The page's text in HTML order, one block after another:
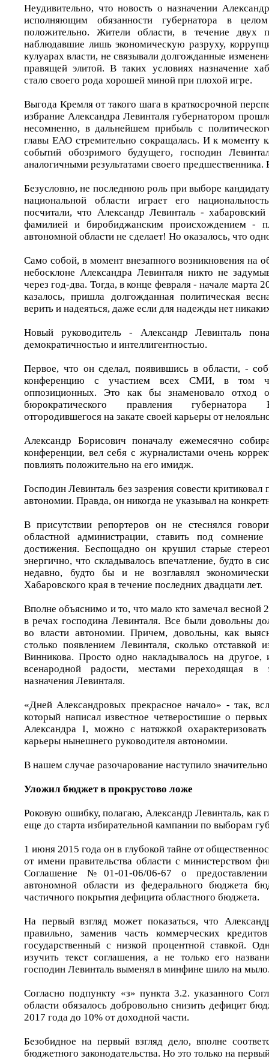
Неудивительно, что новость о назначении
исполняющим обязанности губернатора в
положительно. Жители области, в течение двух
наблюдавшие лишь экономическую разруху,
кулуарах власти, не связывали долгожданные
правящей элитой. В таких условиях назначение
стало своего рода хорошей миной при плохой игре.
Выгода Кремля от такого шага в краткосрочной
избрание Александра Левинталя губернатором
несомненно, в дальнейшем прибыль с
главы ЕАО стремительно сокращалась. И к моменту
событий обозримого будущего, господин
аналогичными результатами своего предшественника.
Безусловно, не последнюю роль при выборе
национальной области играет его
посчитали, что Александр Левинталь -
фамилией и биробиджанским происхождением -
автономной области не сделает! Но оказалось, что
Само собой, в момент внезапного возникновения на
небосклоне Александра Левинталя никто не
через год-два. Тогда, в конце февраля - начале марта
казалось, пришла долгожданная политическая
верить и надеяться, даже если для надежды нет
Новый руководитель - Александр Левинталь
демократичностью и интеллигентностью.
Первое, что он сделал, появившись в области, -
конференцию с участием всех СМИ, в том
оппозиционных. Это как бы знаменовало отход
бюрократического правления губернатора
отгородившегося на закате своей карьеры от
Александр Борисович поначалу ежемесячно
конференции, вел себя с журналистами очень
повлиять положительно на его имидж.
Господин Левинталь без зазрения совести
автономии. Правда, он никогда не указывал на
В присутствии репортеров он не стеснялся
областной администрации, ставить под
достижения. Беспощадно он крушил старые
энергично, что складывалось впечатление, будто в
недавно, будто бы и не возглавлял
Хабаровского края в течение последних двадцати лет.
Вполне объяснимо и то, что мало кто замечал весной
в речах господина Левинталя. Все были довольны
во власти автономии. Причем, довольны, как
столько появлением Левинталя, сколько отставкой
Винникова. Просто одно накладывалось на другое,
всенародной радости, местами переходящая
назначения Левинталя.
«Дней Александровых прекрасное начало» - так,
который написал известное четверостишие о
Александра I, можно с натяжкой охарактеризовать
карьеры нынешнего руководителя автономии.
В нашем случае разочарование наступило
Уложил бюджет в прокрустово ложе
Роковую ошибку, полагаю, Александр Левинталь, как
еще до старта избирательной кампании по выборам
1 июня 2015 года он в глубокой тайне от
от имени правительства области с министерством
Соглашение №01-01-06/06-67 о
автономной области из федерального бюджета
частичного покрытия дефицита областного бюджета.
На первый взгляд может показаться, что
правильно, заменив часть коммерческих
государственный с низкой процентной ставкой.
изучить текст соглашения, а не только его
господин Левинталь выменял в минфине шило на
Согласно подпункту «з» пункта 3.2. указанного
области обязалось добровольно снизить дефицит
2017 года до 10% от доходной части.
Безобидное на первый взгляд дело, вполне
бюджетного законодательства. Но это только на